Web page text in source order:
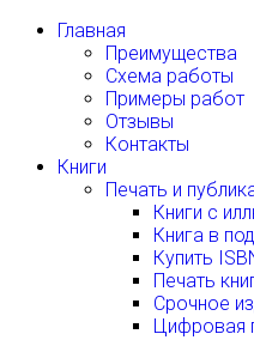
Главная
Преимущества
Схема работы
Примеры работ
Отзывы
Контакты
Книги
Печать и
Книги с
Книга в
Купить
Печать
Срочное
Цифровая